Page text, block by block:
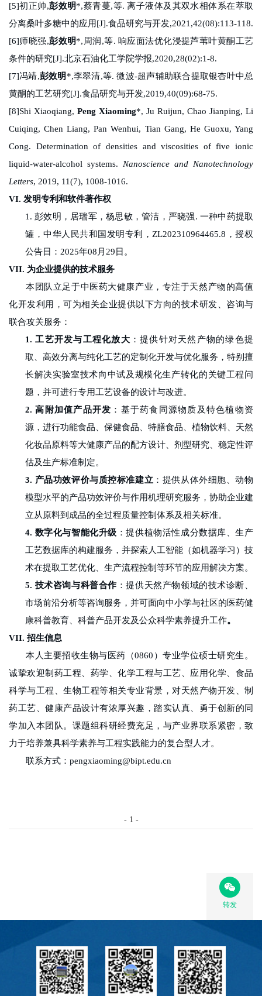
[5]初正帅,彭效明*,蔡青蔓,等.离子液体及其双水相体系在萃取
分离桑叶多糖中的应用[J].食品研究与开发,2021,42(08):113-118.
[6]师晓强,彭效明*, 周润 ,等. 响应面法优化浸提芦苇叶黄酮工艺
条件的研究[J].北京石油化工学院学报,2020,28(02):1-8.
[7]冯靖,彭效明 *,李翠清,等.微波-超声辅助联合提取银杏叶中总
黄酮的工艺研究[J].食品研究与开发,2019,40(09):68-75.
[8]Shi Xiaoqiang, Peng Xiaoming*, Ju Ruijun, Chao Jianping, Li
Cuiqing, Chen Liang, Pan Wenhui, Tian Gang, He Guoxu, Yang
Cong. Determination of densities and viscosities of five ionic
liquid-water-alcohol systems. Nanoscience and Nanotechnology
Letters, 2019, 11(7), 1008-1016.
VI. 发明专利和软件著作权
1.彭效明，居瑞军，杨思敏，管洁，严晓强. 一种中药提取
罐，中华人民共和国发明专利， ZL202310964465.8 ，授权
公告日： 2025年08 月 29 日。
VII. 为企业提供的技术服务
本团队立足于中医药大健康产业，专注于天然产物的高值
化开发利用，可为相关企业提供以下方向的技术研发、咨询与
联合攻关服务：
1.工艺开发与工程化放大 ：提供针对天然产物的绿色提
取、高效分离与纯化工艺的定制化开发与优化服务，特别擅
长解决实验室技术向中试及规模化生产转化的关键工程问
题，并可进行专用工艺设备的设计与改进。
2.高附加值产品开发 ：基于药食同源物质及特色植物资
源，进行功能食品、保健食品、特膳食品、植物饮料、天然
化妆品原料等大健康产品的配方设计、剂型研究、稳定性评
估及生产标准制定。
3. 产品功效评价与质控标准建立 ：提供从体外细胞、动物
模型水平的产品功效评价与作用机理研究服务，协助企业建
立从原料到成品的全过程质量控制体系及相关标准。
4. 数字化与智能化升级 ：提供植物活性成分数据库、生产
工艺数据库的构建服务，并探索人工智能（如机器学习）技
术在提取工艺优化、生产流程控制等环节的应用解决方案。
5. 技术咨询与科普合作 ：提供天然产物领域的技术诊断、
市场前沿分析等咨询服务，并可面向中小学与社区的医药健
康科普教育、科普产品开发及公众科学素养提升工作。
VII. 招生信息
本人主要招收生物与医药（0860 ）专业学位硕士研究生。
诚挚欢迎制药工程、药学、化学工程与工艺、应用化学、食品
科学与工程、生物工程等相关专业背景，对天然产物开发、制
药工艺、健康产品设计有浓厚兴趣，踏实认真、勇于创新的同
学加入本团队。课题组科研经费充足，与产业界联系紧密，致
力于培养兼具科学素养与工程实践能力的复合型人才。
联系方式： pengxiaoming@bipt.edu.cn
- 1 -
转发